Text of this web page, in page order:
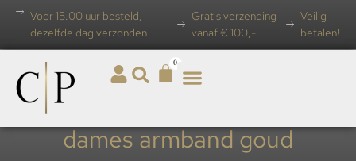
Voor 15.00 uur besteld,
dezelfde dag verzonden
Gratis verzending
vanaf € 100,-
Veilig
betalen!
0
dames armband goud